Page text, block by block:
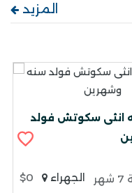
المزيد
انثى سكوتش فولد
$0 الجهراء